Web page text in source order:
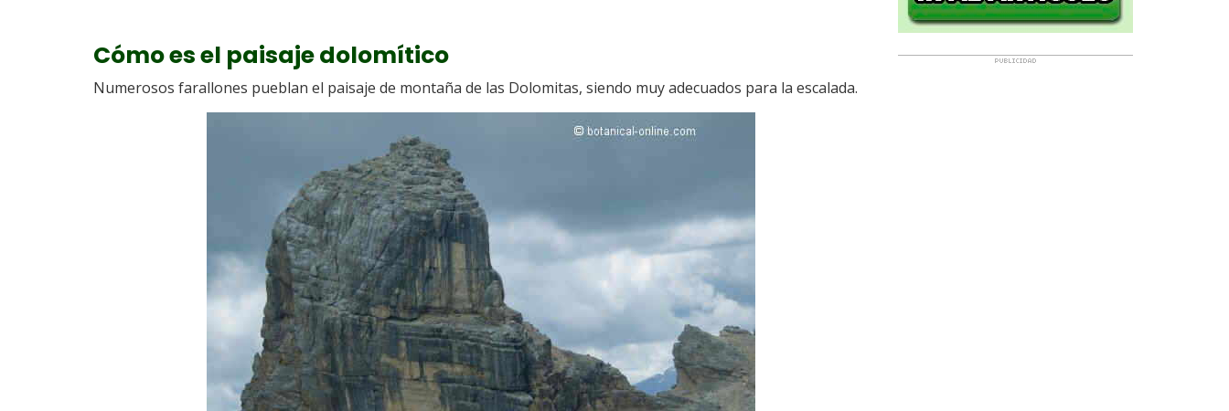
Cómo es el paisaje dolomítico
Numerosos farallones pueblan el paisaje de montaña de las Dolomitas, siendo muy adecuados para la escalada.